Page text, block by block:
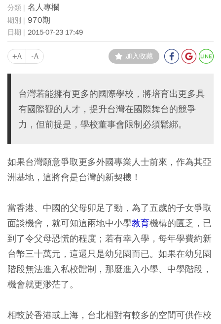
名人專欄
970期
2015-07-23 17:49
+A -A 加入收藏
台灣若能擁有更多的國際學校，將培育出更多具
有國際觀的人才，提升台灣在國際舞台的競爭
力，但前提是，學校董事會限制必須鬆綁。
如果台灣願意爭取更多外國專業人士前來，作為其亞
洲基地，這將會是台灣的新契機！
當香港、中國的父母卯足了勁，為了五歲的子女爭取
面談機會，就可知這兩地中小學教育機構的匱乏，已
到了令父母恐慌的程度；若有幸入學，每年學費約新
台幣三十萬元，這還只是幼兒園而已。如果在幼兒園
階段無法進入私校體制，那麼進入小學、中學階段，
機會就更渺茫了。
相較於香港或上海，台北相對有較多的空間可供作校